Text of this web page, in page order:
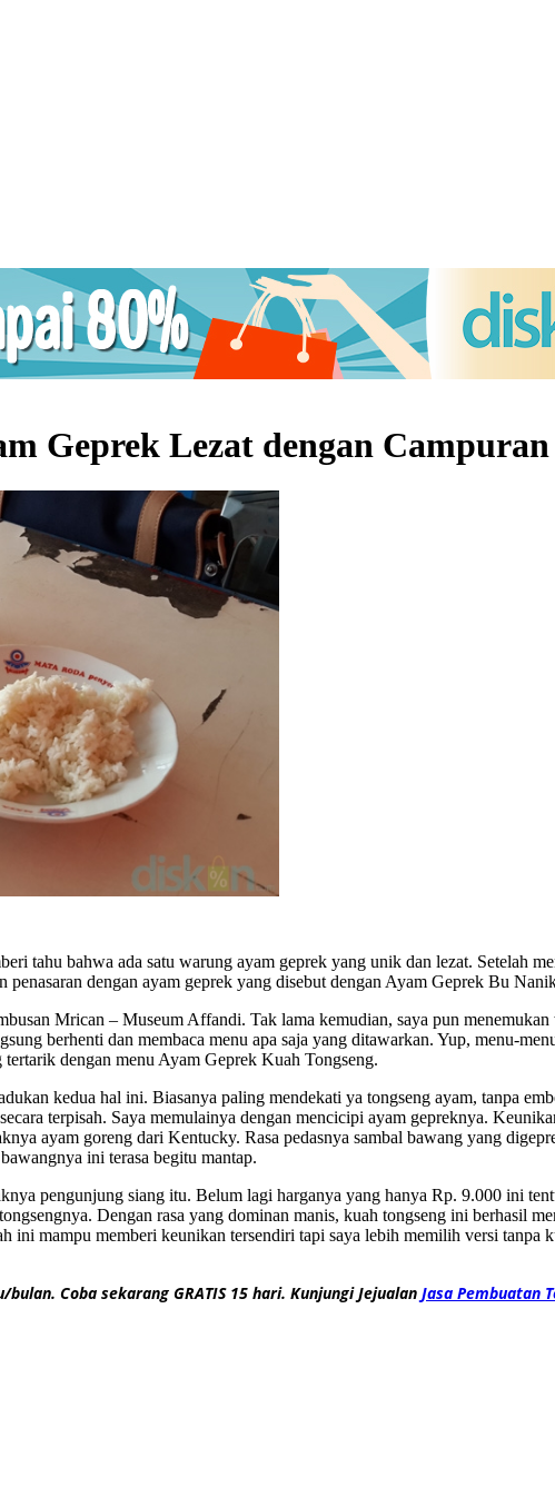
Geprek Lezat dengan
tahu bahwa ada satu warung ayam geprek yang unik dan lezat. Setelah
penasaran dengan ayam geprek yang disebut dengan Ayam Geprek Bu
Mrican – Museum Affandi. Tak lama kemudian, saya pun
berhenti dan membaca menu apa saja yang ditawarkan. Yup, menu-
dengan menu Ayam Geprek Kuah Tongseng.
kedua hal ini. Biasanya paling mendekati ya tongseng ayam, tanpa
terpisah. Saya memulainya dengan mencicipi ayam gepreknya.
ayam goreng dari Kentucky. Rasa pedasnya sambal bawang yang
ini terasa begitu mantap.
pengunjung siang itu. Belum lagi harganya yang hanya Rp. 9.000 ini
Dengan rasa yang dominan manis, kuah tongseng ini berhasil
ini mampu memberi keunikan tersendiri tapi saya lebih memilih versi tanpa
Coba sekarang GRATIS 15 hari. Kunjungi Jejualan Jasa Pembuatan